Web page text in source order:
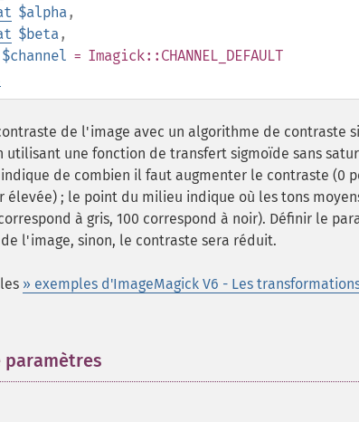
$alpha,
$beta,
$channel = Imagick::CHANNEL_DEFAULT
de l'image avec un algorithme de contraste
utilisant une fonction de transfert sigmoïde sans
de combien il faut augmenter le contraste (0
élevée) ; le point du milieu indique où les tons
à gris, 100 correspond à noir). Définir le
l'image, sinon, le contraste sera réduit.
» exemples d'ImageMagick V6 - Les
paramètres